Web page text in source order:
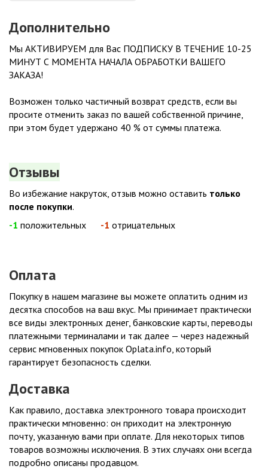
Дополнительно
Мы АКТИВИРУЕМ для Вас ПОДПИСКУ В ТЕЧЕНИЕ 10-25
МИНУТ С МОМЕНТА НАЧАЛА ОБРАБОТКИ ВАШЕГО
ЗАКАЗА!
Возможен только частичный возврат средств, если вы
просите отменить заказ по вашей собственной причине,
при этом будет удержано 40 % от суммы платежа.
Отзывы
Во избежание накруток, отзыв можно оставить только
после покупки.
-1 положительных -1 отрицательных
Оплата
Покупку в нашем магазине вы можете оплатить одним из
десятка способов на ваш вкус. Мы принимает практически
все виды электронных денег, банковские карты, переводы
платежными терминалами и так далее — через надежный
сервис мгновенных покупок Oplata.info, который
гарантирует безопасность сделки.
Доставка
Как правило, доставка электронного товара происходит
практически мгновенно: он приходит на электронную
почту, указанную вами при оплате. Для некоторых типов
товаров возможны исключения. В этих случаях они всегда
подробно описаны продавцом.